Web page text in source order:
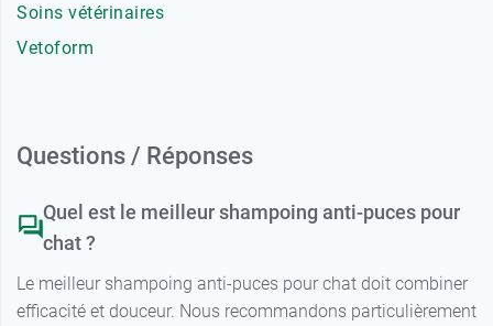
Soins vétérinaires
Vetoform
Questions / Réponses
Quel est le meilleur shampoing anti-puces pour
chat ?
Le meilleur shampoing anti-puces pour chat doit combiner
efficacité et douceur. Nous recommandons particulièrement